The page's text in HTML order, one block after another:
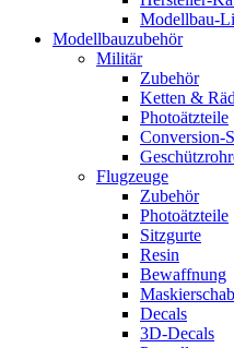
Modellbau-
Modellbauzubehör
Militär
Zubehör
Ketten &
Photoätzteile
Conversion-
Flugzeuge
Zubehör
Photoätzteile
Sitzgurte
Resin
Bewaffnung
Decals
3D-Decals